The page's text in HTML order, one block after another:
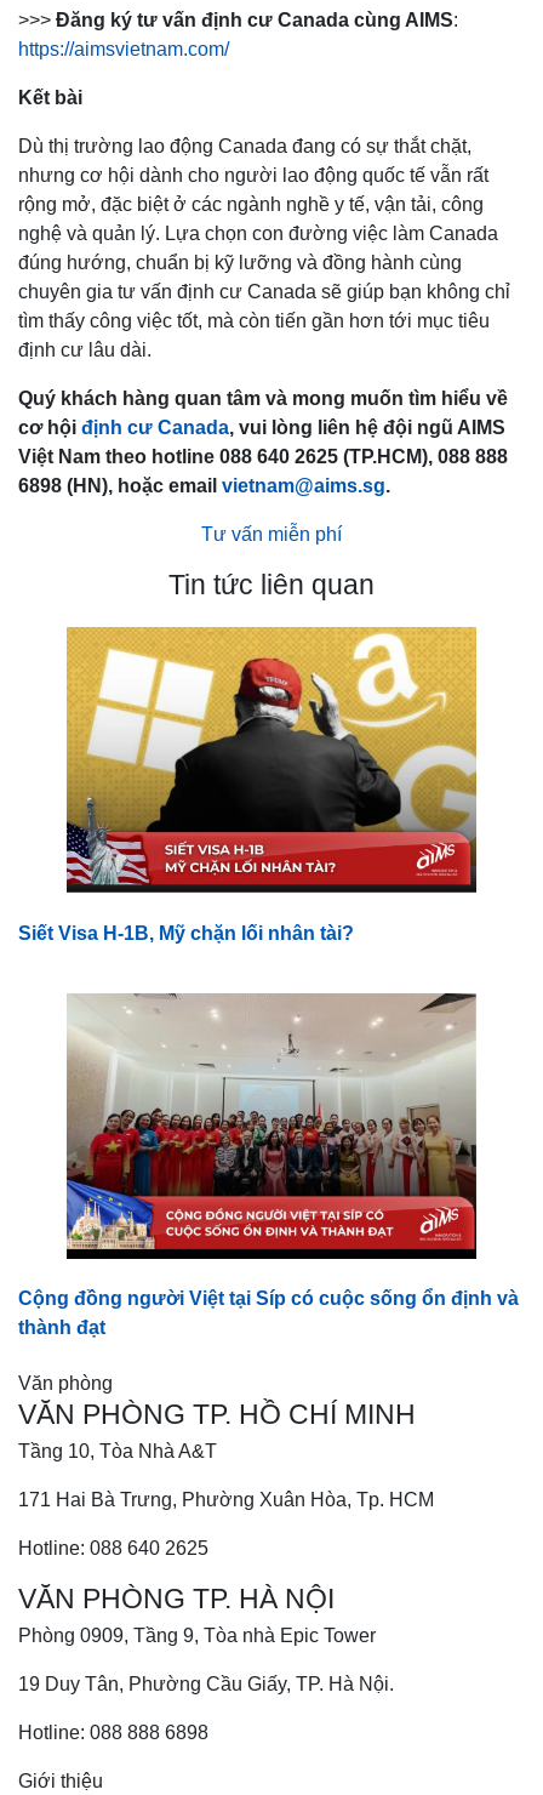
>>> Đăng ký tư vấn định cư Canada cùng AIMS:
https://aimsvietnam.com/
Kết bài
Dù thị trường lao động Canada đang có sự thắt chặt,
nhưng cơ hội dành cho người lao động quốc tế vẫn rất
rộng mở, đặc biệt ở các ngành nghề y tế, vận tải, công
nghệ và quản lý. Lựa chọn con đường việc làm Canada
đúng hướng, chuẩn bị kỹ lưỡng và đồng hành cùng
chuyên gia tư vấn định cư Canada sẽ giúp bạn không chỉ
tìm thấy công việc tốt, mà còn tiến gần hơn tới mục tiêu
định cư lâu dài.
Quý khách hàng quan tâm và mong muốn tìm hiểu về
cơ hội định cư Canada, vui lòng liên hệ đội ngũ AIMS
Việt Nam theo hotline 088 640 2625 (TP.HCM), 088 888
6898 (HN), hoặc email vietnam@aims.sg.
Tư vấn miễn phí
Tin tức liên quan
Siết Visa H-1B, Mỹ chặn lối nhân tài?
Cộng đồng người Việt tại Síp có cuộc sống ổn định và
thành đạt
Văn phòng
VĂN PHÒNG TP. HỒ CHÍ MINH
Tầng 10, Tòa Nhà A&T
171 Hai Bà Trưng, Phường Xuân Hòa, Tp. HCM
Hotline: 088 640 2625
VĂN PHÒNG TP. HÀ NỘI
Phòng 0909, Tầng 9, Tòa nhà Epic Tower
19 Duy Tân, Phường Cầu Giấy, TP. Hà Nội.
Hotline: 088 888 6898
Giới thiệu